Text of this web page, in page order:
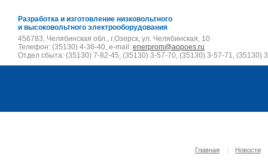
Разработка и изготовление низковольтного
и высоковольтного электрооборудования
456783, Челябинская обл., г.Озерск, ул. Челябинская, 10
Телефон: (35130) 4-36-40, e-mail: enerprom@aopoes.ru
Отдел сбыта: (35130) 7-82-45, (35130) 3-57-70, (35130) 3-57-71, (35130)
Главная | Новости